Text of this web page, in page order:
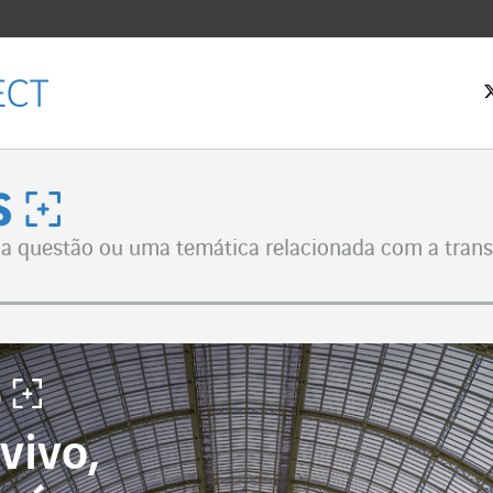
questão ou uma temática relacionada com a